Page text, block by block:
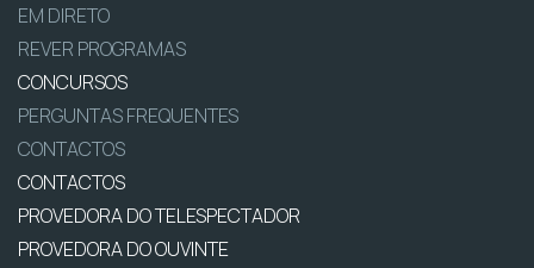
EM DIRETO
REVER PROGRAMAS
CONCURSOS
PERGUNTAS FREQUENTES
CONTACTOS
CONTACTOS
PROVEDORA DO TELESPECTADOR
PROVEDORA DO OUVINTE